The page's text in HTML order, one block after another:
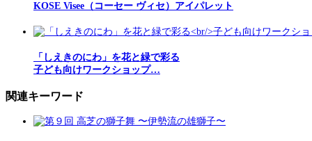
KOSE Visee（コーセー ヴィセ）アイパレット
「しえきのにわ」を花と緑で彩る
子ども向けワークショップ…
関連キーワード